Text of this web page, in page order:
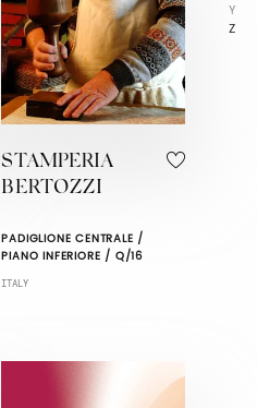
Y
Z
STAMPERIA
BERTOZZI
PADIGLIONE CENTRALE /
PIANO INFERIORE / Q/16
ITALY